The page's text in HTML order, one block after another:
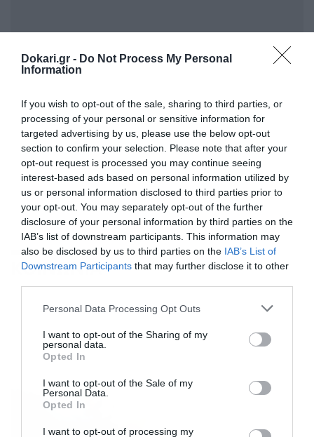
Dokari.gr - Do Not Process My Personal
Information
If you wish to opt-out of the sale, sharing to third parties, or
processing of your personal or sensitive information for
targeted advertising by us, please use the below opt-out
section to confirm your selection. Please note that after your
opt-out request is processed you may continue seeing
interest-based ads based on personal information utilized by
us or personal information disclosed to third parties prior to
your opt-out. You may separately opt-out of the further
disclosure of your personal information by third parties on the
IAB’s list of downstream participants. This information may
also be disclosed by us to third parties on the IAB’s List of
Downstream Participants that may further disclose it to other
Please note that this website/app uses one or more Google
not limited to your visit or usage behaviour. You may click to
grant or deny consent to Google and its third-party tags to
use your data for below specified purposes in below Google
consent section.
Personal Data Processing Opt Outs
I want to opt-out of the Sharing of my
personal data.
Opted In
I want to opt-out of the Sale of my
Personal Data.
Opted In
I want to opt-out of processing my
ΚΟΙΝΩΝΙΑ